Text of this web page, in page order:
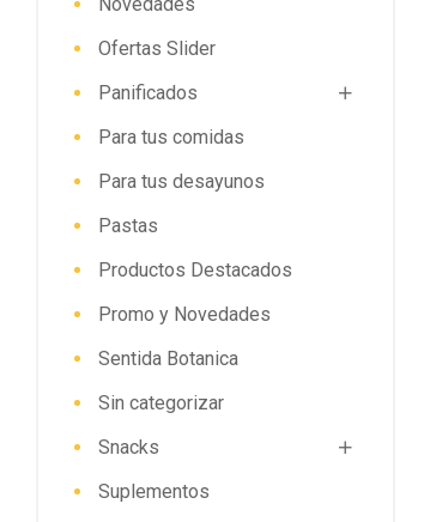
Ofertas Slider
Panificados
Para tus comidas
Para tus desayunos
Pastas
Productos Destacados
Promo y Novedades
Sentida Botanica
Sin categorizar
Snacks
Suplementos